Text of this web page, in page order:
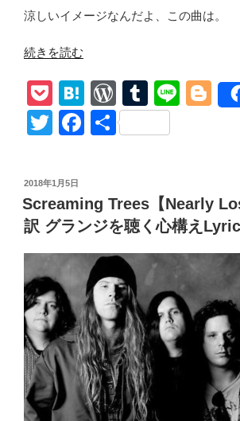
涼しいイメージなんだよ、この曲は。
“和
【Paul
Westerberg
/Dyslexic
Love”
の
続きを読む
P
o
ck
H
at
e
a
W
or
d
e
ss
T
u
m
r
Li
Bl
er
T
tt
er
F
e
b
o
o
k
共
投
稿
日:
2018年1月5日
Screaming Trees【Nearly
訳 グランジを聴く心構え